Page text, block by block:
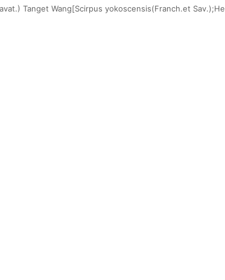
Tanget Wang[Scirpus yokoscensis(Franch.et